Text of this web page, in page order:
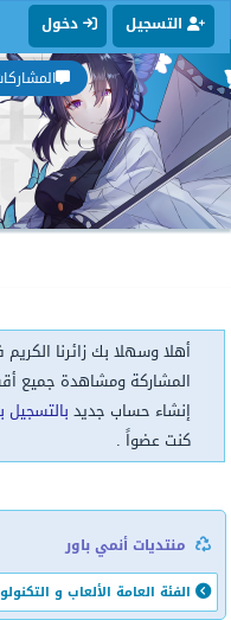
التسجيل دخول
أهلا وسهلا بك زائرنا
المشاركة ومشاهدة جميع
إنشاء حساب جديدبالتسجيل
كنت عضواً .
منتديات أنمي باور
الفئة العامة الألعاب و